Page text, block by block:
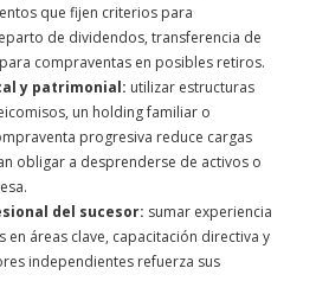
que fijen criterios para
de dividendos, transferencia de
compraventas en posibles retiros.
y patrimonial: utilizar estructuras
un holding familiar o
progresiva reduce cargas
obligar a desprenderse de activos o
del sucesor: sumar experiencia
en áreas clave, capacitación directiva y
independientes refuerza sus